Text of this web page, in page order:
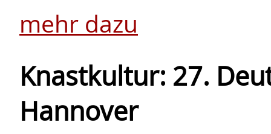
mehr dazu
Knastkultur: 27.
Hannover